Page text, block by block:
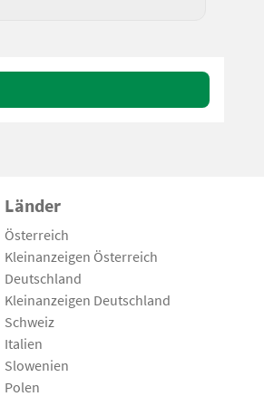
Länder
Österreich
Kleinanzeigen Österreich
Deutschland
Kleinanzeigen Deutschland
Schweiz
Italien
Slowenien
Polen